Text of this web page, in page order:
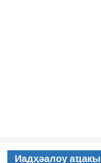
Иадҳәалоу аҵакы